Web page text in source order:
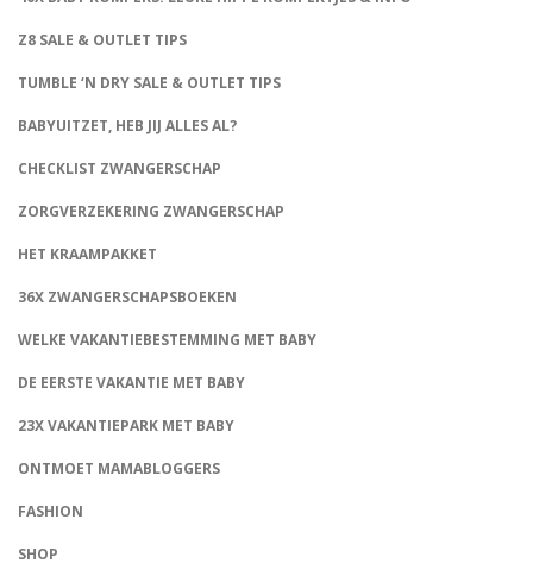
Z8 SALE & OUTLET TIPS
TUMBLE ‘N DRY SALE & OUTLET TIPS
BABYUITZET, HEB JIJ ALLES AL?
CHECKLIST ZWANGERSCHAP
ZORGVERZEKERING ZWANGERSCHAP
HET KRAAMPAKKET
36X ZWANGERSCHAPSBOEKEN
WELKE VAKANTIEBESTEMMING MET BABY
DE EERSTE VAKANTIE MET BABY
23X VAKANTIEPARK MET BABY
ONTMOET MAMABLOGGERS
FASHION
SHOP